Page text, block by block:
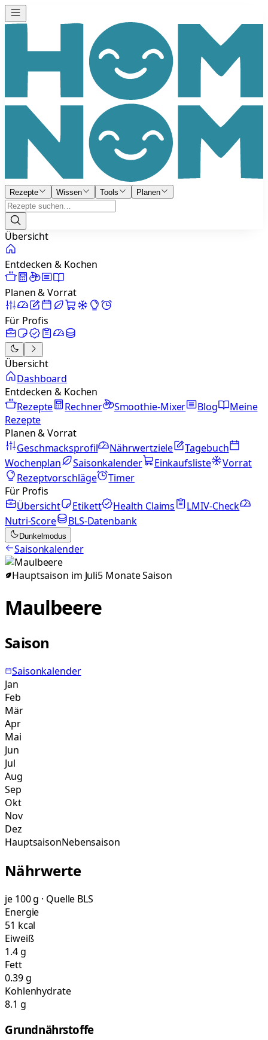
Rezepte Wissen Tools Planen
Übersicht
Entdecken & Kochen
Planen & Vorrat
Für Profis
Übersicht
Dashboard
Entdecken & Kochen
Rezepte
Rechner Smoothie-Mixer Blog
Meine
Rezepte
Planen & Vorrat
Geschmacksprofil
Nährwertziele
Tagebuch
Wochenplan
Saisonkalender Einkaufsliste
Vorrat
Rezeptvorschläge
Timer
Für Profis
Übersicht
Etikett Health Claims
LMIV-Check
Nutri-Score
BLS-Datenbank
Dunkelmodus
Saisonkalender
Hauptsaison im Juli5 MonateSaison
Maulbeere
Saison
Saisonkalender
Jan
Feb
Mär
Apr
Mai
Jun
Jul
Aug
Sep
Okt
Nov
Dez
HauptsaisonNebensaison
Nährwerte
je 100 g · Quelle BLS
Energie
51 kcal
Eiweiß
1.4 g
Fett
0.39 g
Kohlenhydrate
8.1 g
Grundnährstoffe